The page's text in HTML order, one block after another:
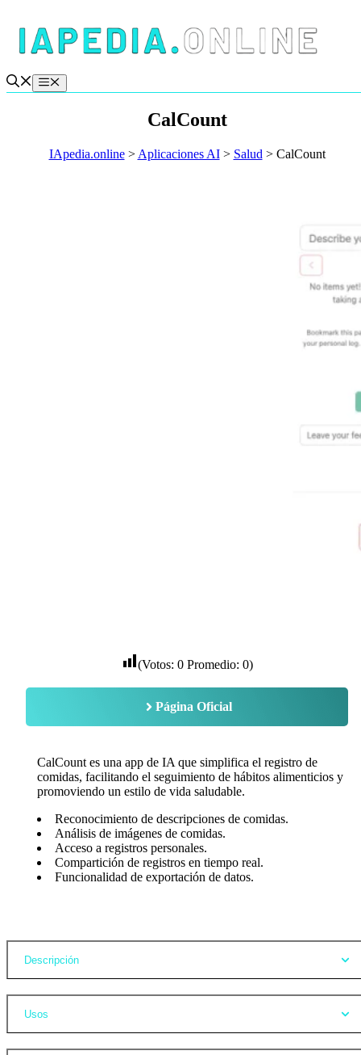
contenido
Menú
CalCount
IApedia.online> Aplicaciones AI> Salud > CalCount
(Votos: 0Promedio: 0)
Página Oficial
CalCount es una app de IA que simplifica el registro de
comidas, facilitando el seguimiento de hábitos alimenticios y
promoviendo un estilo de vida saludable.
Reconocimiento de descripciones de comidas.
Análisis de imágenes de comidas.
Acceso a registros personales.
Compartición de registros en tiempo real.
Funcionalidad de exportación de datos.
Descripción
Usos